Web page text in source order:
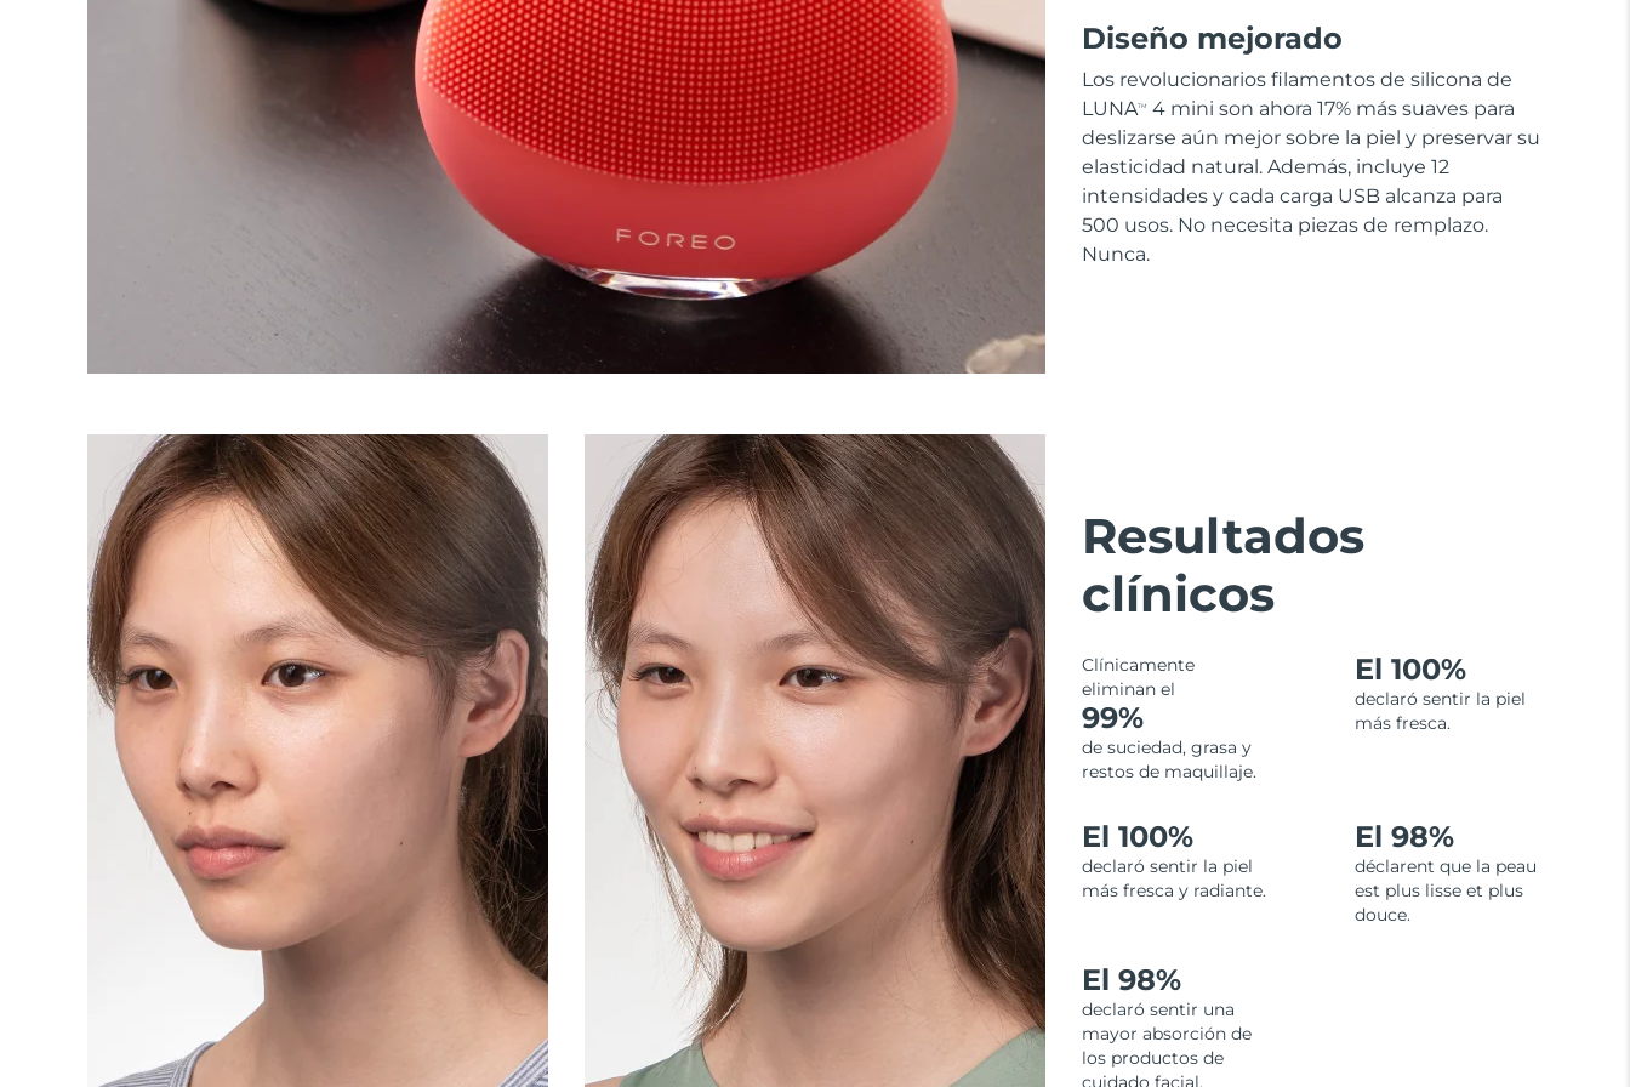
Diseño mejorado
Los revolucionarios filamentos de silicona de
LUNATM
4 mini son ahora 17% más suaves para
deslizarse aún mejor sobre la piel y preservar su
elasticidad natural. Además, incluye 12
intensidades y cada carga USB alcanza para
500 usos. No necesita piezas de remplazo.
Nunca.
Resultados
clínicos
Clínicamente
eliminan el
99%
de suciedad, grasa y
restos de maquillaje.
El 100%
declaró sentir la piel
más fresca.
El 100%
declaró sentir la piel
más fresca y radiante.
El 98%
déclarent que la peau
est plus lisse et plus
douce.
El 98%
declaró sentir una
mayor absorción de
los productos de
cuidado facial.